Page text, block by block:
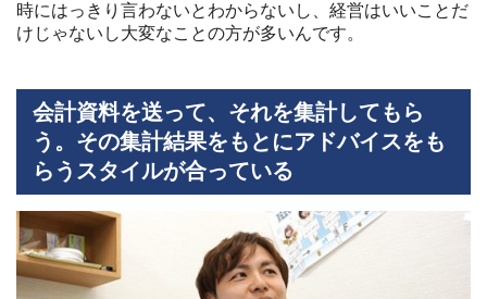
時にはっきり言わないとわからないし、経営はいいことだ
けじゃないし大変なことの方が多いんです。
会計資料を送って、それを集計してもら
う。その集計結果をもとにアドバイスをも
らうスタイルが合っている